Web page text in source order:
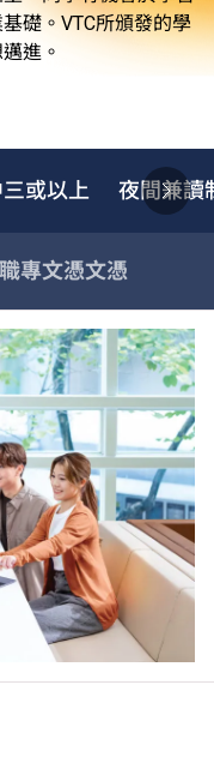
礎。VTC所頒發的學
進。
或以上 夜間兼讀
職專文憑文憑